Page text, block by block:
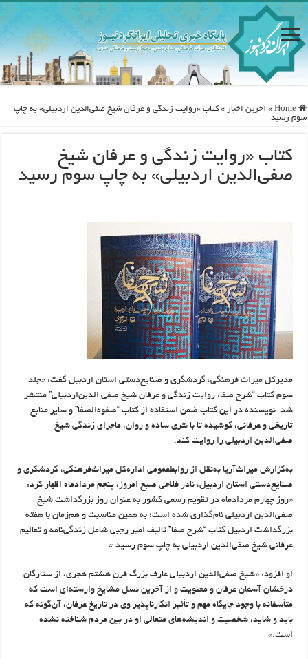
Home
» آخرین اخبار » کتاب «روایت زندگی و عرفان شیخ صفی‌الدین ‌اردبیلی» به چاپ
سوم رسید
کتاب «روایت زندگی و عرفان شیخ
صفی‌الدین ‌اردبیلی» به چاپ سوم رسید
مدیرکلمیراث ‌فرهنگی، گردشگری و صنایع‌دستی استان اردبیل گفت: «جلد
سوم کتاب “شرح صفا: روایت زندگی و عرفان شیخ صفی الدین‌اردبیلی” منتشر
شد. نویسنده در این کتاب ضمن استفاده از کتاب “صفوه‌الصفا” و سایر منابع
تاریخی و عرفانی، کوشیده تا با نثری ساده و روان، ماجرای زندگی شیخ
صفی‌الدین اردبیلی را روایت کند.
به‌گزارش میراث‌آریا به‌نقل از روابط‌عمومی اداره‌کل میراث‌فرهنگی، گردشگری و
صنایع‌دستی استان اردبیل، نادر فلاحی صبح امروز، پنجم مردادماه اظهار کرد:
«روز چهارم مردادماه در تقویم رسمی کشور به عنوان روز بزرگداشت شیخ
صفی‌الدین اردبیلی نام‌گذاری شده است؛ به همین مناسبت و هم‌زمان با هفته
بزرگداشت اردبیل کتاب “شرح صفا” تالیف امیر رجبی شامل زندگی‌نامه و تعالیم
عرفانی شیخ صفی‌الدین اردبیلی به چاپ سوم رسید.»
او افزود: «شیخ صفی‌الدین اردبیلی عارف بزرگ قرن هشتم هجری، از ستارگان
درخشان آسمان عرفان و معنویت و از آخرین نسل مشایخ وارسته‌ای است که
متأسفانه با وجود جایگاه مهم و تأثیر انکارناپذیر وی در تاریخ عرفان، آن‌گونه که
باید و شاید، شخصیت و اندیشه‌های متعالی او در بین مردم شناخته نشده
است.»